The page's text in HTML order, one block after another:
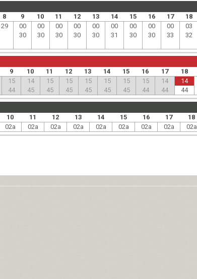
8 9 10 11 12 13 14 15 16 17 18
29
00
30
00
30
00
30
00
30
00
30
00
31
00
30
00
30
00
33
03
32
9 10 11 12 13 14 15 16 17 18
15
44
14
45
15
45
15
45
15
45
15
45
15
45
15
44
14
44
14
44
10 11 12 13 14 15 16 17 18
02a 02a 02a 02a 02a 02a 02a 02a 02a